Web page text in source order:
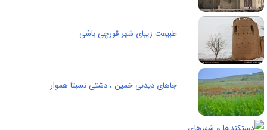
طبیعت زیبای شهر قورچی باشی
جاهای دیدنی خمین ، دشتی نسبتا هموار